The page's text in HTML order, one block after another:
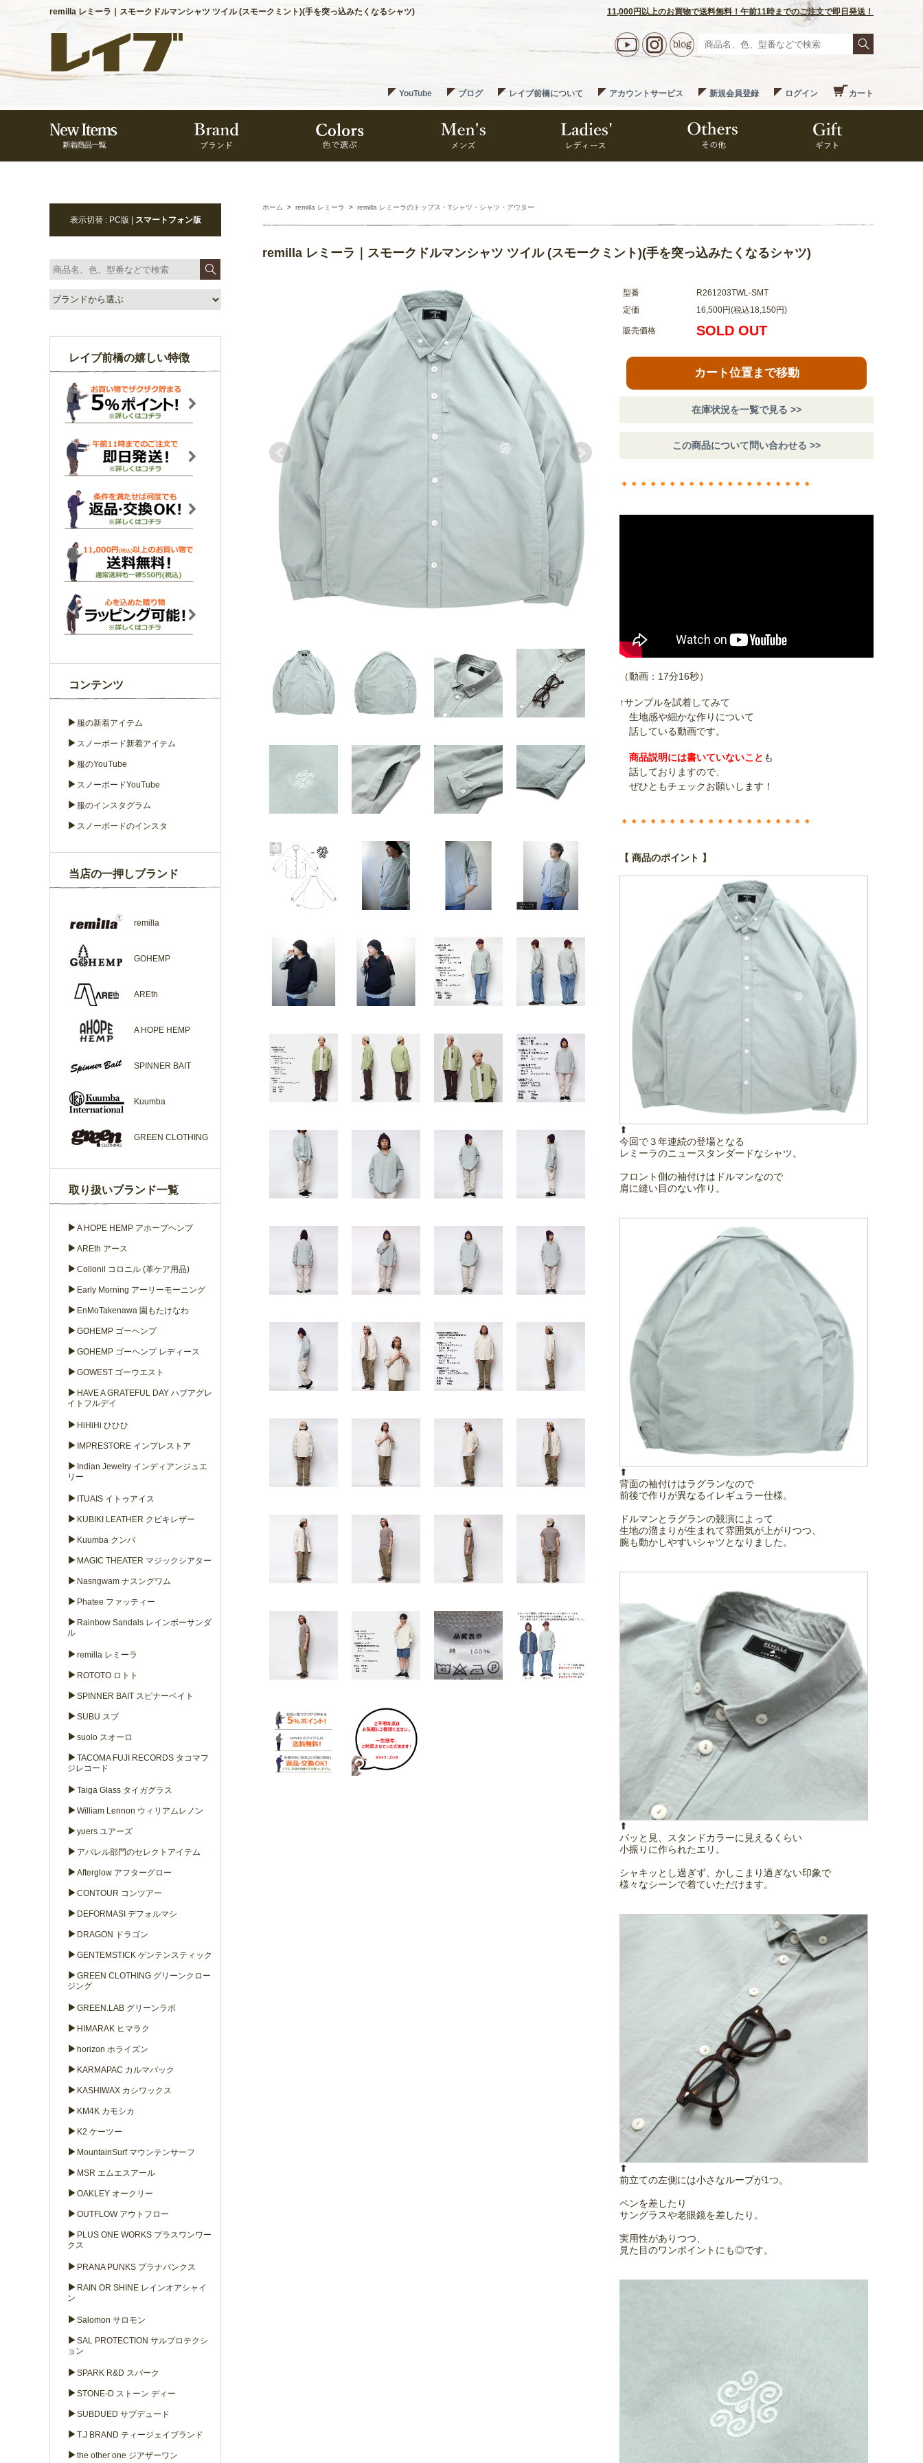
remilla レミーラ｜スモークドルマンシャツ ツイル (スモークミント)(手を突っ込みたくなるシャツ) 11,000円以上のお買物で送料無料！午前11時までのご注文で即日発送！
YouTube ブログ レイブ前橋について アカウントサービス 新規会員登録 ログイン カート
ホーム > remilla レミーラ > remilla レミーラのトップス・Tシャツ・シャツ・アウター
remilla レミーラ｜スモークドルマンシャツ ツイル (スモークミント)(手を突っ込みたくなるシャツ)
型番
R261203TWL-SMT
定価
16,500円(税込18,150円)
販売価格 SOLD OUT
カート位置まで移動
在庫状況を一覧で見る >>
この商品について問い合わせる >>
＊＊＊＊＊＊＊＊＊＊＊＊＊＊＊＊＊＊＊＊
（動画：17分16秒）
↑サンプルを試着してみて
生地感や細かな作りについて
話している動画です。
商品説明には書いていないこと も
話しておりますので、
ぜひともチェックお願いします！
＊＊＊＊＊＊＊＊＊＊＊＊＊＊＊＊＊＊＊＊
【 商品のポイント 】
⬆︎
今回で３年連続の登場となる
レミーラのニュースタンダードなシャツ。
フロント側の袖付けはドルマンなので
肩に縫い目のない作り。
⬆︎
背面の袖付けはラグランなので
前後で作りが異なるイレギュラー仕様。
ドルマンとラグランの競演によって
生地の溜まりが生まれて雰囲気が上がりつつ、
腕も動かしやすいシャツとなりました。
⬆︎
パッと見、スタンドカラーに見えるくらい
小振りに作られたエリ。
シャキッとし過ぎず、かしこまり過ぎない印象で
様々なシーンで着ていただけます。
⬆︎
前立ての左側には小さなループが1つ。
ペンを差したり
サングラスや老眼鏡を差したり。
実用性がありつつ、
見た目のワンポイントにも◎です。
表示切替 : PC版 | スマートフォン版
レイブ前橋の嬉しい特徴
コンテンツ
▶ 服の新着アイテム
▶ スノーボード新着アイテム
▶ 服のYouTube
▶ スノーボードYouTube
▶ 服のインスタグラム
▶ スノーボードのインスタ
当店の一押しブランド
remilla
GOHEMP
AREth
A HOPE HEMP
SPINNER BAIT
Kuumba
GREEN CLOTHING
取り扱いブランド一覧
▶ A HOPE HEMP アホープヘンプ
▶ AREth アース
▶ Collonil コロニル (革ケア用品)
▶ Early Morning アーリーモーニング
▶ EnMoTakenawa 園もたけなわ
▶ GOHEMP ゴーヘンプ
▶ GOHEMP ゴーヘンプ レディース
▶ GOWEST ゴーウエスト
▶ HAVE A GRATEFUL DAY ハブアグレ
イトフルデイ
▶ HiHiHi ひひひ
▶ IMPRESTORE インプレストア
▶ Indian Jewelry インディアンジュエ
リー
▶ ITUAIS イトゥアイス
▶ KUBIKI LEATHER クビキレザー
▶ Kuumba クンバ
▶ MAGIC THEATER マジックシアター
▶ Nasngwam ナスングワム
▶ Phatee ファッティー
▶ Rainbow Sandals レインボーサンダ
ル
▶ remilla レミーラ
▶ ROTOTO ロトト
▶ SPINNER BAIT スピナーベイト
▶ SUBU スブ
▶ suolo スオーロ
▶ TACOMA FUJI RECORDS タコマフ
ジレコード
▶ Taiga Glass タイガグラス
▶ William Lennon ウィリアムレノン
▶ yuers ユアーズ
▶ アパレル部門のセレクトアイテム
▶ Afterglow アフターグロー
▶ CONTOUR コンツアー
▶ DEFORMASI デフォルマシ
▶ DRAGON ドラゴン
▶ GENTEMSTICK ゲンテンスティック
▶ GREEN CLOTHING グリーンクロー
ジング
▶ GREEN.LAB グリーンラボ
▶ HIMARAK ヒマラク
▶ horizon ホライズン
▶ KARMAPAC カルマパック
▶ KASHIWAX カシワックス
▶ KM4K カモシカ
▶ K2 ケーツー
▶ MountainSurf マウンテンサーフ
▶ MSR エムエスアール
▶ OAKLEY オークリー
▶ OUTFLOW アウトフロー
▶ PLUS ONE WORKS プラスワンワー
クス
▶ PRANA PUNKS プラナパンクス
▶ RAIN OR SHINE レインオアシャイ
ン
▶ Salomon サロモン
▶ SAL PROTECTION サルプロテクシ
ョン
▶ SPARK R&D スパーク
▶ STONE-D ストーン ディー
▶ SUBDUED サブデュード
▶ T.J BRAND ティージェイブランド
▶ the other one ジアザーワン